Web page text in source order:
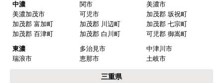
マークレさん
2025年10月10日 21:04
欲しい商品をスムーズに注文できましたか？
ショップからの連絡や対応は適切でしたか？
中濃
関市
美濃市
美濃加茂市
可児市
加茂郡 坂祝町
加茂郡 富加町
加茂郡 川辺町
加茂郡 七宗町
加茂郡 百津町
加茂郡 白川町
可児郡 御嵩町
東濃
多治見市
中津川市
瑞浪市
恵那市 土岐市
三重県